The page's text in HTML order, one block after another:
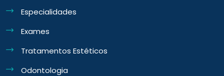
Especialidades
Exames
Tratamentos Estéticos
Odontologia